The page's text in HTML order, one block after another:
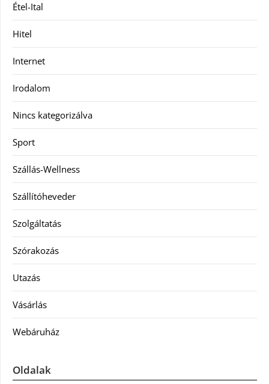
Étel-Ital
Hitel
Internet
Irodalom
Nincs kategorizálva
Sport
Szállás-Wellness
Szállítóheveder
Szolgáltatás
Szórakozás
Utazás
Vásárlás
Webáruház
Oldalak